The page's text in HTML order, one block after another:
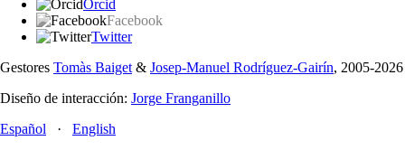
Orcid
Facebook
Twitter
Gestores Tomàs Baiget& Josep-Manuel Rodríguez-Gairín, 2005-2026
Diseño de interacción: Jorge Franganillo
Español · English